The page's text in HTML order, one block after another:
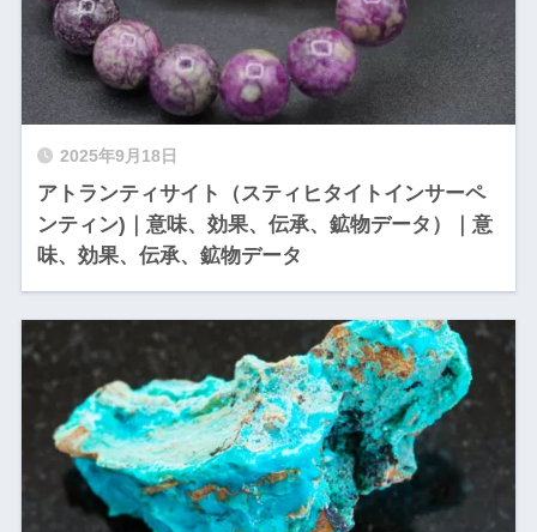
2025年9月18日
アトランティサイト（スティヒタイトインサーペ
ンティン)｜意味、効果、伝承、鉱物データ）｜意
味、効果、伝承、鉱物データ